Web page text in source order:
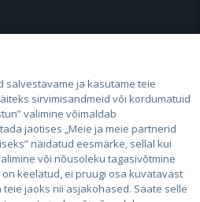
salvestavame ja kasutame teie
sirvimisandmeid või kordumatuid
valimine võimaldab
jaotises „Meie ja meie partnerid
näidatud eesmärke, sellal kui
või nõusoleku tagasivõtmine
keelatud, ei pruugi osa kuvatavast
jaoks nii asjakohased. Saate selle